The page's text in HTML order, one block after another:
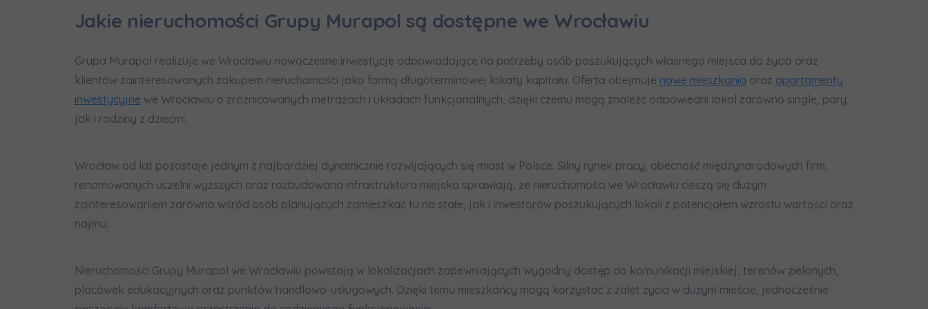
Jakie nieruchomości Grupy Murapol są dostępne we Wrocławiu
Grupa Murapol realizuje we Wrocławiu nowoczesne inwestycje odpowiadające na potrzeby osób poszukujących własnego miejsca do życia oraz
klientów zainteresowanych zakupem nieruchomości jako formą długoterminowej lokaty kapitału. Oferta obejmuje nowe mieszkania oraz apartamenty
inwestycyjne we Wrocławiu o zróżnicowanych metrażach i układach funkcjonalnych, dzięki czemu mogą znaleźć odpowiedni lokal zarówno single, pary,
jak i rodziny z dziećmi.
Wrocław od lat pozostaje jednym z najbardziej dynamicznie rozwijających się miast w Polsce. Silny rynek pracy, obecność międzynarodowych firm,
renomowanych uczelni wyższych oraz rozbudowana infrastruktura miejska sprawiają, że nieruchomości we Wrocławiu cieszą się dużym
zainteresowaniem zarówno wśród osób planujących zamieszkać tu na stałe, jak i inwestorów poszukujących lokali z potencjałem wzrostu wartości oraz
najmu.
Nieruchomości Grupy Murapol we Wrocławiu powstają w lokalizacjach zapewniających wygodny dostęp do komunikacji miejskiej, terenów zielonych,
placówek edukacyjnych oraz punktów handlowo-usługowych. Dzięki temu mieszkańcy mogą korzystać z zalet życia w dużym mieście, jednocześnie
Rozwiń
Rozwiń
Każdej osobie przysługuje prawo dostępu do treści swoich... *
Rozwiń
na
notyfikacje@murapol.pl
Skontaktuj się z nami